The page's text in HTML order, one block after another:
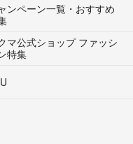
ンペーン一覧・おすすめ
マ公式ショップ ファッシ
特集